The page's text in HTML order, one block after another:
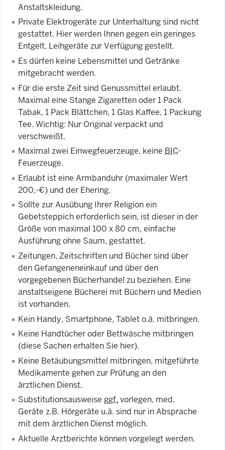
Anstaltskleidung.
Private Elektrogeräte zur Unterhaltung sind nicht
gestattet. Hier werden Ihnen gegen ein geringes
Entgelt, Leihgeräte zur Verfügung gestellt.
Es dürfen keine Lebensmittel und Getränke
mitgebracht werden.
Für die erste Zeit sind Genussmittel erlaubt.
Maximal eine Stange Zigaretten oder 1 Pack
Tabak, 1 Pack Blättchen, 1 Glas Kaffee, 1 Packung
Tee. Wichtig: Nur Original verpackt und
verschweißt.
Maximal zwei Einwegfeuerzeuge, keine BIC-
Feuerzeuge.
Erlaubt ist eine Armbanduhr (maximaler Wert
200,-€) und der Ehering.
Sollte zur Ausübung Ihrer Religion ein
Gebetsteppich erforderlich sein, ist dieser in der
Größe von maximal 100 x 80 cm, einfache
Ausführung ohne Saum, gestattet.
Zeitungen, Zeitschriften und Bücher sind über
den Gefangeneneinkauf und über den
vorgegebenen Bücherhandel zu beziehen. Eine
anstaltseigene Bücherei mit Büchern und Medien
ist vorhanden.
Kein Handy, Smartphone, Tablet o.ä. mitbringen.
Keine Handtücher oder Bettwäsche mitbringen
(diese Sachen erhalten Sie hier).
Keine Betäubungsmittel mitbringen, mitgeführte
Medikamente gehen zur Prüfung an den
ärztlichen Dienst.
Substitutionsausweise ggf.vorlegen, med.
Geräte z.B. Hörgeräte u.ä. sind nur in Absprache
mit dem ärztlichen Dienst möglich.
Aktuelle Arztberichte können vorgelegt werden.